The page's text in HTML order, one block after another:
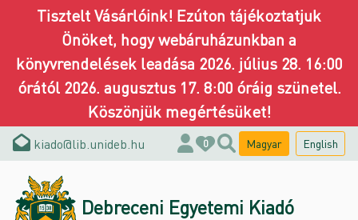
Tisztelt Vásárlóink! Ezúton tájékoztatjuk
Önöket, hogy webáruházunkban a
könyvrendelések leadása 2026. július 28. 16:00
órától 2026. augusztus 17. 8:00 óráig szünetel.
Köszönjük megértésüket!
kiado@lib.unideb.hu 0 Magyar English
Debreceni Egyetemi Kiadó